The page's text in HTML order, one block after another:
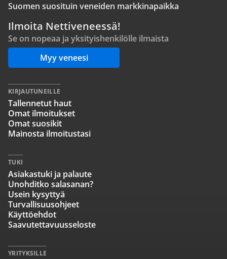
Suomen suosituin veneiden markkinapaikka
Ilmoita Nettiveneessä!
Se on nopeaa ja yksityishenkilölle ilmaista
Myy veneesi
KIRJAUTUNEILLE
Tallennetut haut
Omat ilmoitukset
Omat suosikit
Mainosta ilmoitustasi
TUKI
Asiakastuki ja palaute
Unohditko salasanan?
Usein kysyttyä
Turvallisuusohjeet
Käyttöehdot
Saavutettavuusseloste
YRITYKSILLE